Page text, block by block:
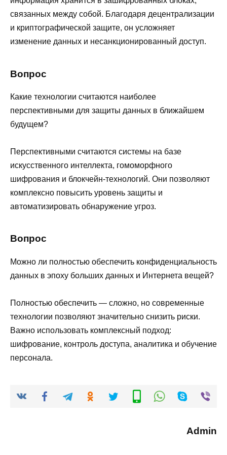
связанных между собой. Благодаря децентрализации
и криптографической защите, он усложняет
изменение данных и несанкционированный доступ.
Вопрос
Какие технологии считаются наиболее
перспективными для защиты данных в ближайшем
будущем?
Перспективными считаются системы на базе
искусственного интеллекта, гомоморфного
шифрования и блокчейн-технологий. Они позволяют
комплексно повысить уровень защиты и
автоматизировать обнаружение угроз.
Вопрос
Можно ли полностью обеспечить конфиденциальность
данных в эпоху больших данных и Интернета вещей?
Полностью обеспечить — сложно, но современные
технологии позволяют значительно снизить риски.
Важно использовать комплексный подход:
шифрование, контроль доступа, аналитика и обучение
персонала.
Admin